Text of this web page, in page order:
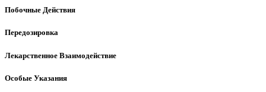
Побочные Действия
Передозировка
Лекарственное Взаимодействие
Особые Указания